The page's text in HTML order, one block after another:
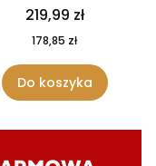
219,99 zł
178,85 zł
Do koszyka